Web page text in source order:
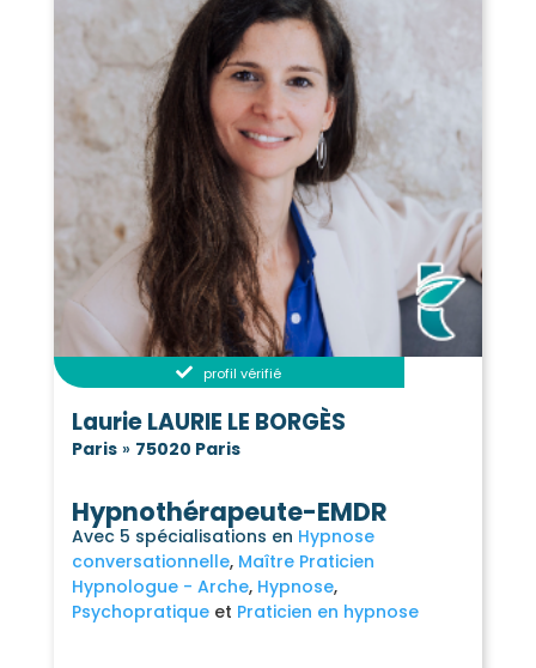
profil vérifié
Laurie LAURIE LE BORGÈS
Paris» 75020 Paris
Hypnothérapeute-EMDR
Avec 5 spécialisations en Hypnose
conversationnelle Maître Praticien
Hypnologue - Arche Hypnose
Psychopratique
Praticien en hypnose